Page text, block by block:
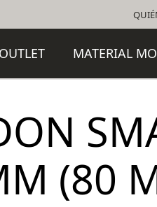
OUTLET MATERIAL
(80